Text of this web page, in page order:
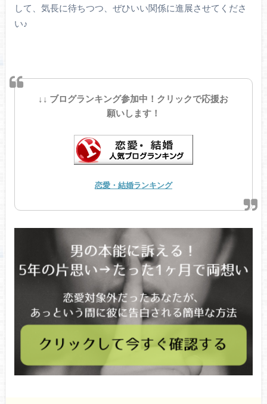
して、気長に待ちつつ、ぜひいい関係に進展させてくださ
い♪
↓↓ ブログランキング参加中！クリックで応援お
願いします！
恋愛・結婚ランキング